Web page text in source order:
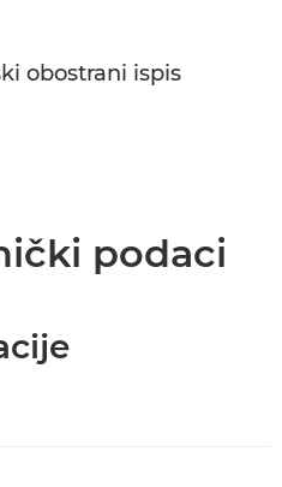
obostrani ispis
podaci